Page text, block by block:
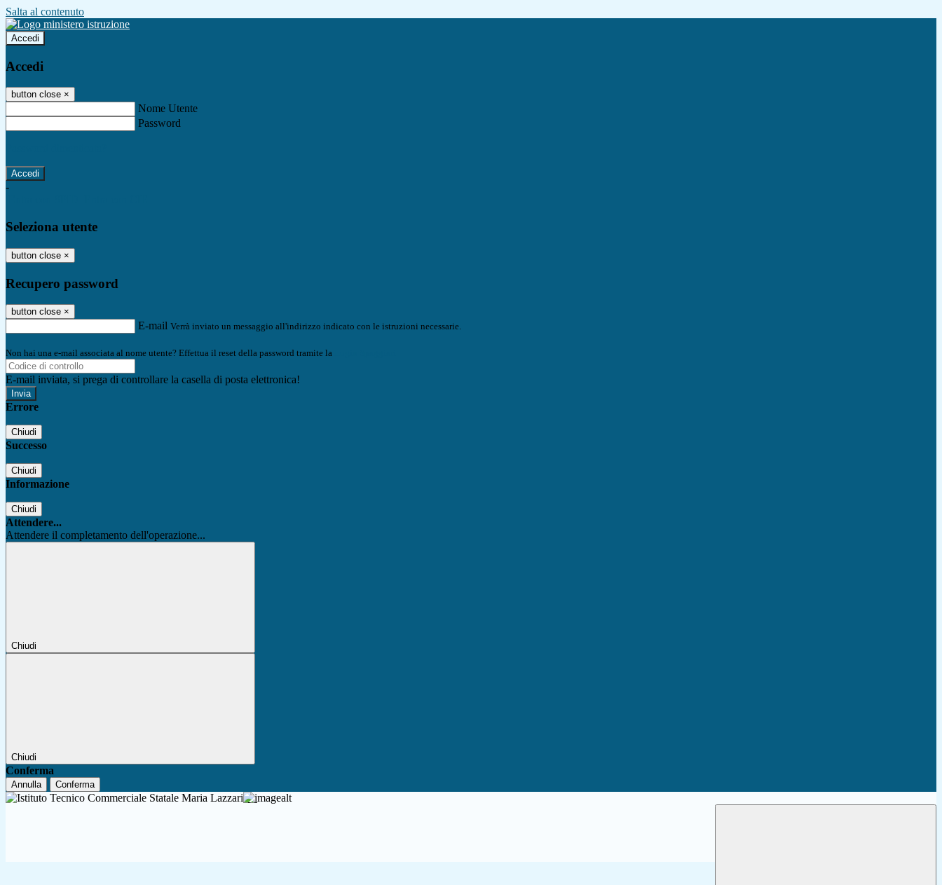
Salta al contenuto
Accedi
Accedi
button close ×
Nome Utente
Password
-
Seleziona utente
button close ×
Recupero password
button close ×
E-mail Verrà inviato un messaggio all'indirizzo indicato con le istruzioni necessarie.
Non hai una e-mail associata al nome utente? Effettua il reset della password tramite la
E-mail inviata, si prega di controllare la casella di posta elettronica!
Errore
Chiudi
Successo
Chiudi
Informazione
Chiudi
Attendere...
Attendere il completamento dell'operazione...
Chiudi
Chiudi
Conferma
Annulla Conferma